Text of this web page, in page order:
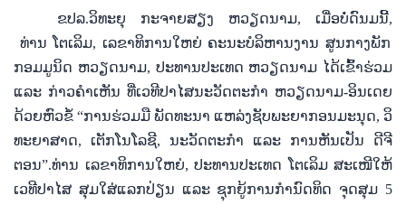
ຂປລ.ວິທະຍຸ ກະຈາຍສຽງ ຫວຽດນາມ, ເມື່ອບໍ່ດົນມນີ້,
ທ່ານ ໂຕ​ເລິມ, ເລ​ຂາ​ທິ​ການ​ໃຫຍ່​ ຄະ​ນະ​ບໍ​ລິ​ຫານ​ງານ​ ສູນ​ກາງ​ພັກ​
ກອມມູນິດ ຫວຽດ​ນ​າມ, ປະ​ທານ​ປະ​ເທດ ຫວຽດ​ນາມ ໄດ້​ເຂົ້າ​ຮ່ວມ
ແລະ ກ່າວ​ຄຳ​ເຫັນ​ ທີ່​ເວ​ທີ​ປາ​ໄສ​ນະ​ວັດ​ຕະ​ກຳ ຫວຽດ​ນາມ-ອິນ​ເດຍ
ດ້ວຍ​ຫົວ​ຂໍ້ “ການ​ຮ່ວມ​ມື ​ພັດ​ທະ​ນາ​ ແຫລ່ງ​ຊັບ​ພະ​ຍາ​ກອນ​ມະ​ນຸດ, ວິ​
ທະ​ຍາ​ສາດ, ເຕັກ​ໂນ​ໂລ​ຊີ, ນະ​ວັດ​ຕະ​ກຳ ແລະ ການ​ຫັນ​ເປັນ ​ດີ​ຈີ​
ຕອນ”.ທ່ານ ​ເລ​ຂາ​ທິ​ການ​ໃຫຍ່, ປະ​ທານ​ປະ​ເທດ ໂຕ​ເລິມ ສະ​ເໜີ​ໃຫ້
ເວ​ທີ​ປາ​ໄສ​ ສຸ​ມ​ໃສ່​ແລກ​ປ່ຽນ ແລະ ຊຸກ​ຍູ້ການ​ກຳ​ນົດ​ທິດ​ ຈຸດ​ສຸມ 5